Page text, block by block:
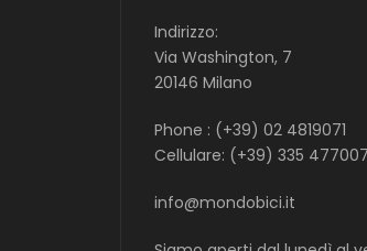
Indirizzo:
Via Washington, 7
20146 Milano
Phone : (+39) 02 4819071
Cellulare: (+39) 335
info@mondobici.it